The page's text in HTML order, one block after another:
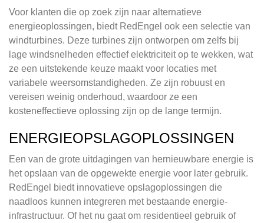
Voor klanten die op zoek zijn naar alternatieve
energieoplossingen, biedt RedEngel ook een selectie van
windturbines. Deze turbines zijn ontworpen om zelfs bij
lage windsnelheden effectief elektriciteit op te wekken, wat
ze een uitstekende keuze maakt voor locaties met
variabele weersomstandigheden. Ze zijn robuust en
vereisen weinig onderhoud, waardoor ze een
kosteneffectieve oplossing zijn op de lange termijn.
ENERGIEOPSLAGOPLOSSINGEN
Een van de grote uitdagingen van hernieuwbare energie is
het opslaan van de opgewekte energie voor later gebruik.
RedEngel biedt innovatieve opslagoplossingen die
naadloos kunnen integreren met bestaande energie-
infrastructuur. Of het nu gaat om residentieel gebruik of